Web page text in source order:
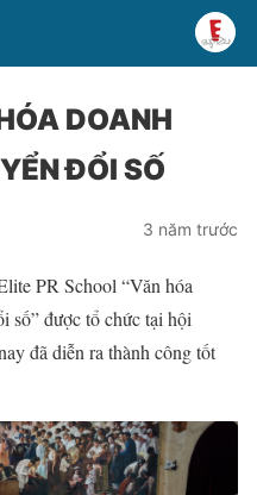
DOANH
ĐỔI SỐ
3 năm trước
PR School “Văn hóa
số” được tổ chức tại hội
đã diễn ra thành công tốt